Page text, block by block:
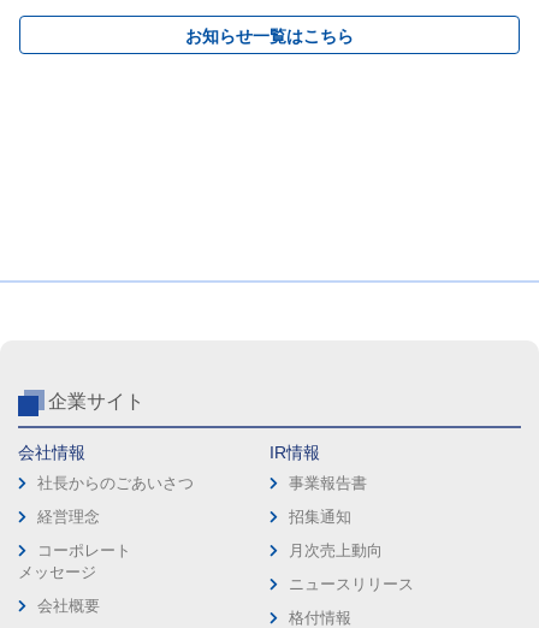
お知らせ一覧はこちら
企業サイト
会社情報
社長からのごあいさつ
経営理念
コーポレート
メッセージ
会社概要
IR情報
事業報告書
招集通知
月次売上動向
ニュースリリース
格付情報